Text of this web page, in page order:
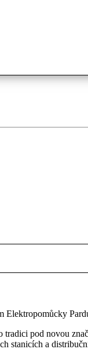
Elektropomůcky
tradici pod novou
stanicích a